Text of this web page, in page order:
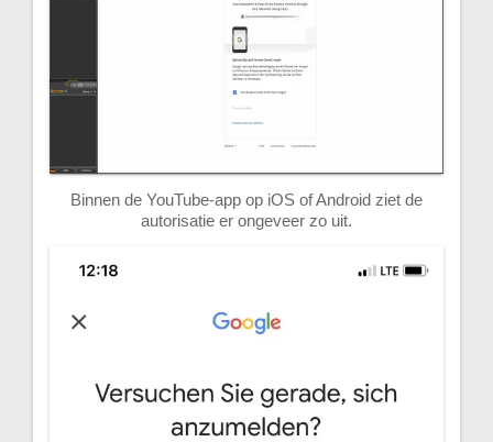
Binnen de YouTube-app op iOS of Android ziet de
autorisatie er ongeveer zo uit.